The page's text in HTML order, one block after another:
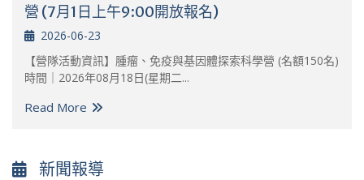
營 (7月1日上午9:00開放報名)
2026-06-23
【營隊活動資訊】腫瘤、免疫與基因體探索科學營 (名額150名)
時間｜2026年08月18日(星期二...
Read More
新聞報導